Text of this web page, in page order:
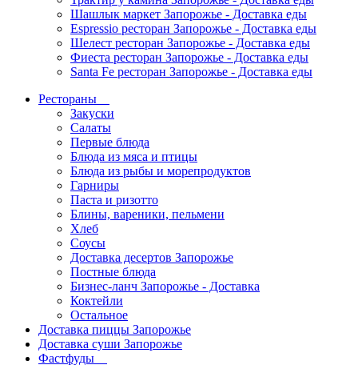
Шашлык маркет Запорожье - Доставка еды
Espressio ресторан Запорожье - Доставка еды
Шелест ресторан Запорожье - Доставка еды
Фиеста ресторан Запорожье - Доставка еды
Santa Fe ресторан Запорожье - Доставка еды
Рестораны
Закуски
Салаты
Первые блюда
Блюда из мяса и птицы
Блюда из рыбы и морепродуктов
Гарниры
Паста и ризотто
Блины, вареники, пельмени
Хлеб
Соусы
Доставка десертов Запорожье
Постные блюда
Бизнес-ланч Запорожье - Доставка
Коктейли
Остальное
Доставка пиццы Запорожье
Доставка суши Запорожье
Фастфуды